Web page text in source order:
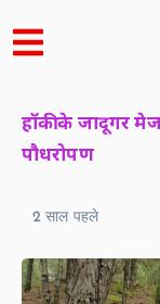
हॉकी के जादूगर
पौधरोपण
2 साल पहले